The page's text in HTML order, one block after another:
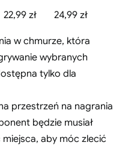
22,99 zł 24,99 zł
w chmurze, która
wybranych
tylko dla
przestrzeń na nagrania
będzie musiał
aby móc zlecić